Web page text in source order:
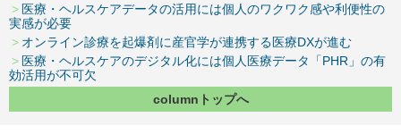
医療・ヘルスケアデータの活用には個人のワクワク感や利便性の
実感が必要
オンライン診療を起爆剤に産官学が連携する医療DXが進む
医療・ヘルスケアのデジタル化には個人医療データ「PHR」の有
効活用が不可欠
columnトップへ